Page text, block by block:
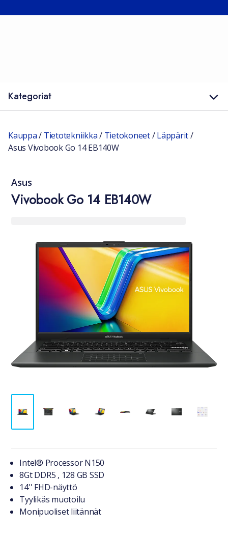
Kategoriat
Kauppa/ Tietotekniikka/ Tietokoneet/Läppärit/
Asus Vivobook Go 14 EB140W
Asus
Vivobook Go 14 EB140W
Tuotteesta lyhyesti
Intel® Processor N150
8Gt DDR5 , 128 GB SSD
14'' FHD-näyttö
Tyylikäs muotoilu
Monipuoliset liitännät